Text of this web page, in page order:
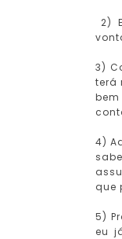
2)
3)
terá
4)
que
5)
eu